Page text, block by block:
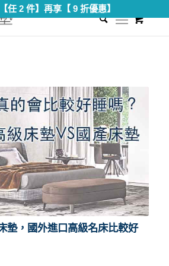
任 2 件】再享【 9 折優惠】
頁 /國外進口床墊
墊，國外進口高級名床比較好